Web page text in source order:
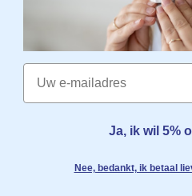
Email
Ja, ik wil 5%
Nee, bedankt, ik betaal